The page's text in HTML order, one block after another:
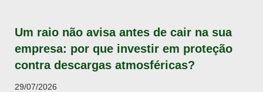
Um raio não avisa antes de cair na sua
empresa: por que investir em proteção
contra descargas atmosféricas?
29/07/2026